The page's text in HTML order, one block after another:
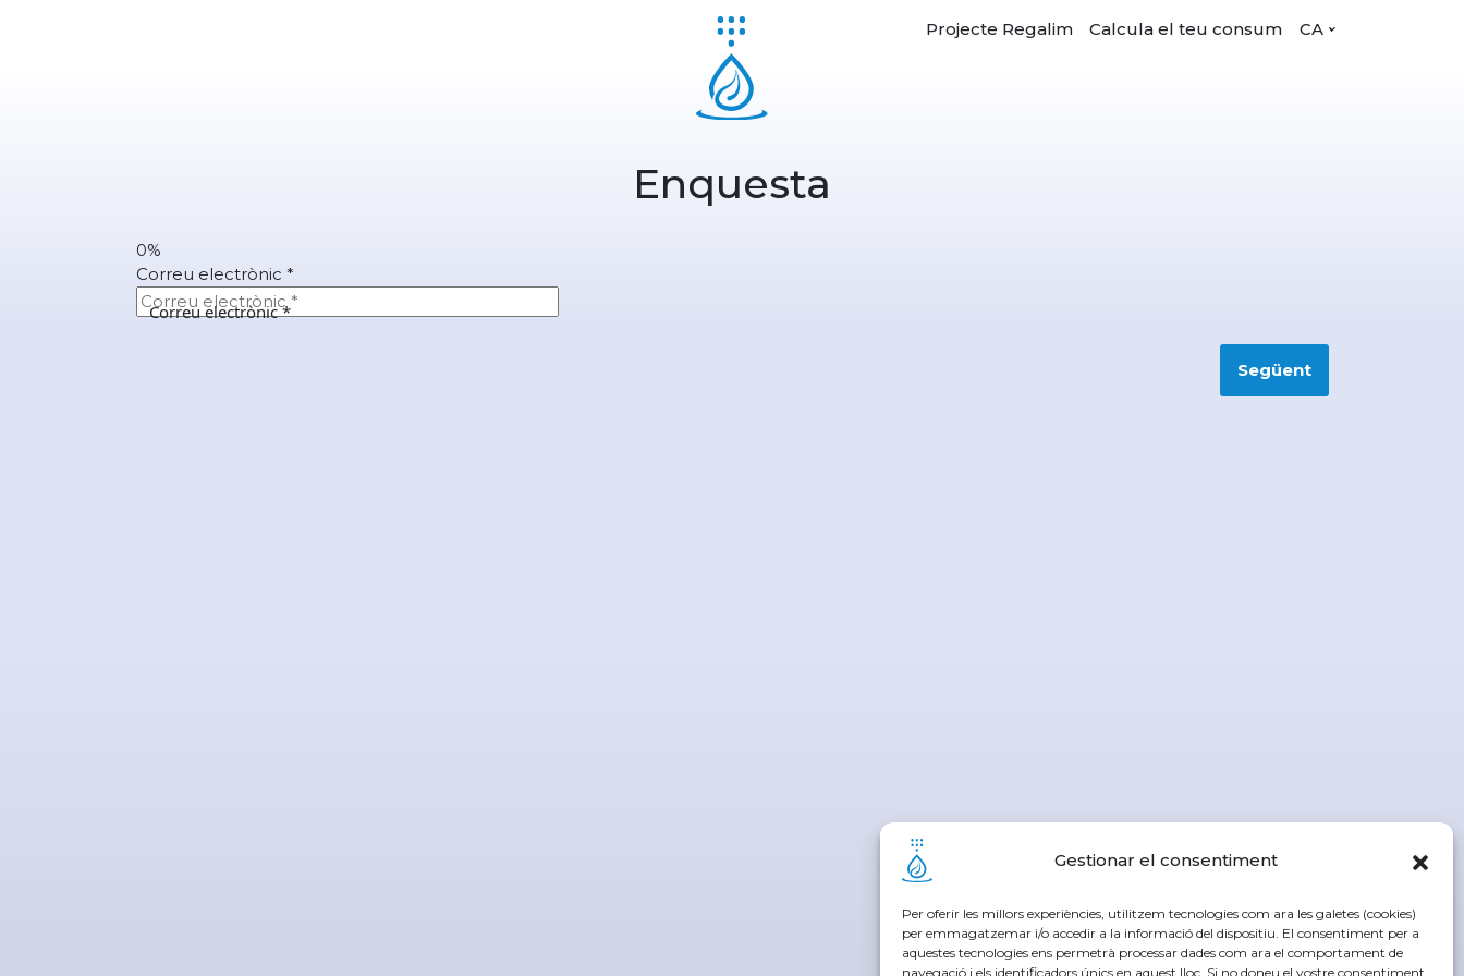
Gestionar el consentiment
Per oferir les millors experiències, utilitzem tecnologies com ara les galetes (cookies)
per emmagatzemar i/o accedir a la informació del dispositiu. El consentiment per a
aquestes tecnologies ens permetrà processar dades com ara el comportament de
navegació i els identificadors únics en aquest lloc. Si no doneu el vostre consentiment
Projecte Regalim Calcula el teu consum CA
Enquesta
0%
Correu electrònic *
Correu electrònic *
Següent